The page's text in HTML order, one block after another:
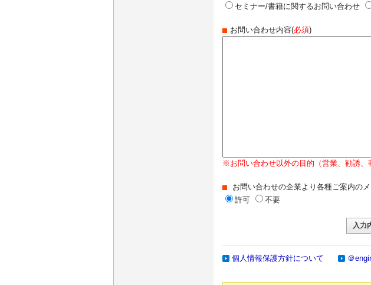
セミナー/書籍に関するお問い合わせ
お問い合わせ内容(必須)
※お問い合わせ以外の目的（営業、勧誘
お問い合わせの企業より各種ご案内の
許可
不要
個人情報保護方針について ＠